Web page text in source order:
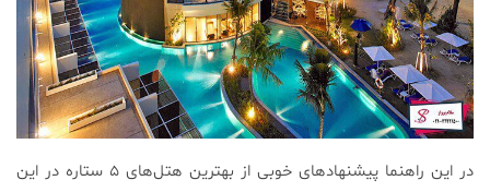
در این راهنما پیشنهادهای خوبی از بهترین هتل‌های ۵ ستاره در این